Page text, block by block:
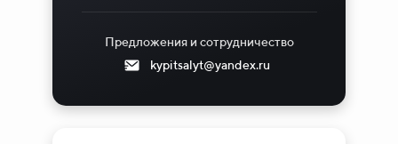
Предложения и сотрудничество
kypitsalyt@yandex.ru